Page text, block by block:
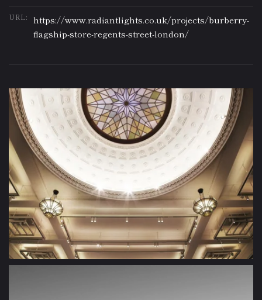
URL:
https://www.radiantlights.co.uk/projects/burberry-
flagship-store-regents-street-london/